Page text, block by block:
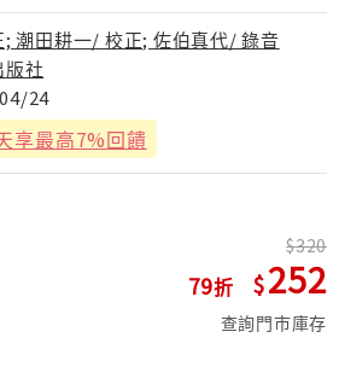
; 潮田耕一/ 校正; 佐伯真代/ 錄音
版社
24
享最高7%回饋
79
320
252
查詢門市庫存